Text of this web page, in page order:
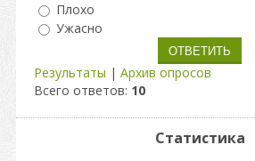
Плохо
Ужасно
Результаты | Архив опросов
Всего ответов: 10
Статистика